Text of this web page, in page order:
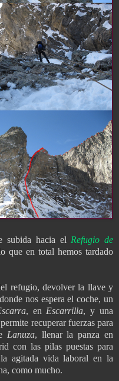
subida hacia el Refugio de
que en total hemos tardado
refugio, devolver la llave y
nos espera el coche, un
, en Escarrilla, y una
recuperar fuerzas para
Lanuza, llenar la panza en
con las pilas puestas para
agitada vida laboral en la
como mucho.